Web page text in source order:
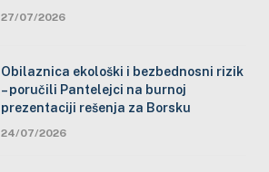
27/07/2026
Obilaznica ekološki i bezbednosni rizik
– poručili Pantelejci na burnoj
prezentaciji rešenja za Borsku
24/07/2026